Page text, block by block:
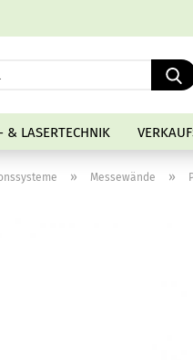
& LASERTECHNIK
» Messewände »